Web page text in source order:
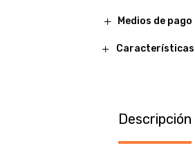
Medios de pago
Características
Descripción